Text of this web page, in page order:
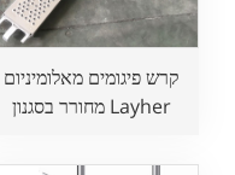
קרש פיגומים מאלומיניום
מחורר בסגנון Layher